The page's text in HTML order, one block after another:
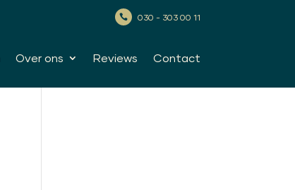
 030 - 303 00 11
Over ons Reviews Contact